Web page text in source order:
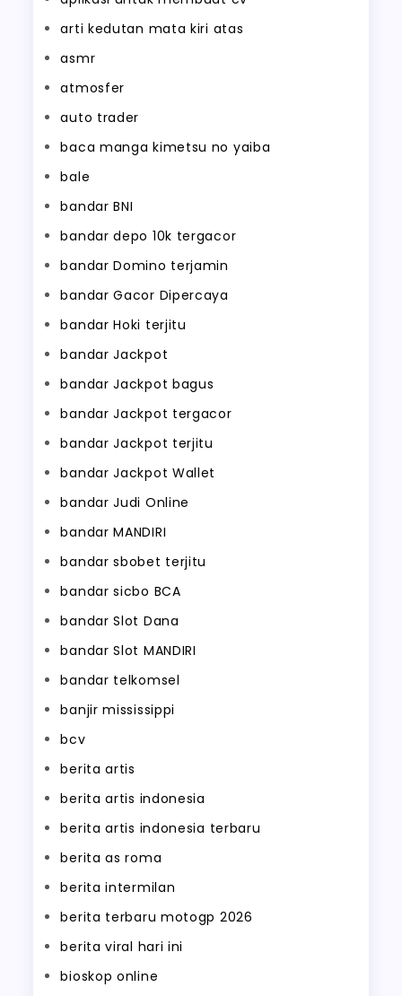
arti kedutan mata kiri atas
asmr
atmosfer
auto trader
baca manga kimetsu no yaiba
bale
bandar BNI
bandar depo 10k tergacor
bandar Domino terjamin
bandar Gacor Dipercaya
bandar Hoki terjitu
bandar Jackpot
bandar Jackpot bagus
bandar Jackpot tergacor
bandar Jackpot terjitu
bandar Jackpot Wallet
bandar Judi Online
bandar MANDIRI
bandar sbobet terjitu
bandar sicbo BCA
bandar Slot Dana
bandar Slot MANDIRI
bandar telkomsel
banjir mississippi
bcv
berita artis
berita artis indonesia
berita artis indonesia terbaru
berita as roma
berita intermilan
berita terbaru motogp 2026
berita viral hari ini
bioskop online